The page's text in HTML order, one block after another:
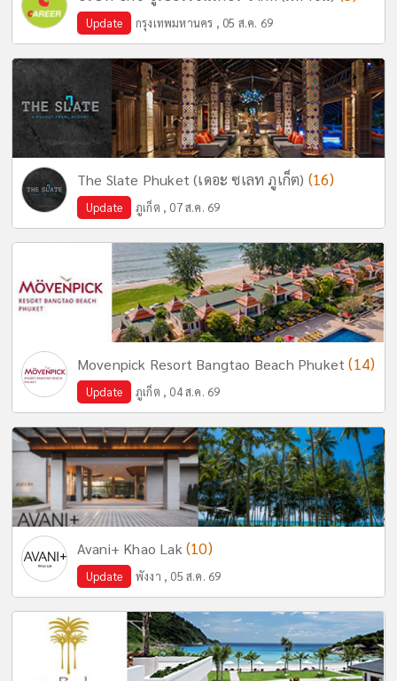
Update กรุงเทพมหานคร , 05 ส.ค. 69
The Slate Phuket (เดอะ ซเลท ภูเก็ต) (16)
Update ภูเก็ต , 07 ส.ค. 69
Movenpick Resort Bangtao Beach Phuket(14)
Update ภูเก็ต , 04 ส.ค. 69
Avani+ Khao Lak (10)
Update พังงา , 05 ส.ค. 69